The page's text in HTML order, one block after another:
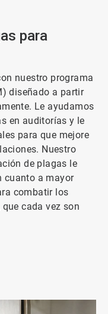
para
nuestro programa
diseñado a partir
Le ayudamos
en auditorías y le
para que mejore
Nuestro
de plagas le
cuanto a mayor
combatir los
cada vez son